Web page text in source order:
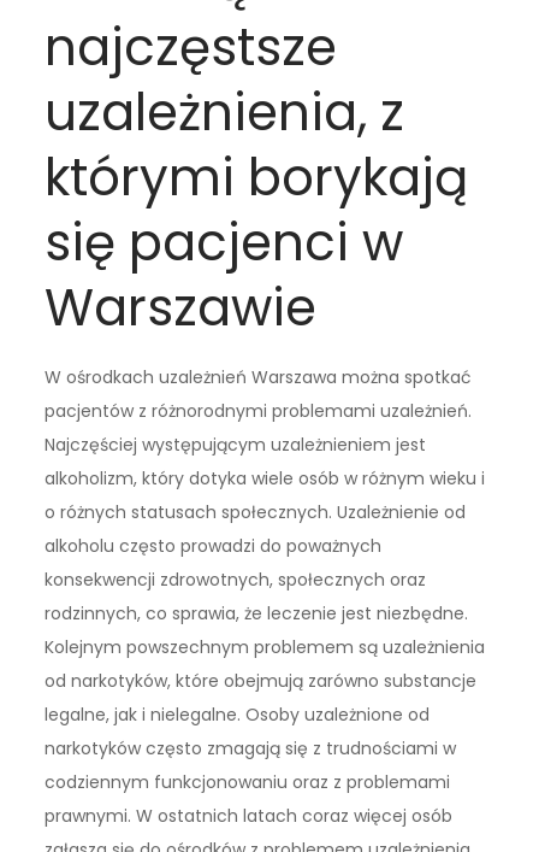
najczęstsze
uzależnienia, z
którymi borykają
się pacjenci w
Warszawie
W ośrodkach uzależnień Warszawa można spotkać
pacjentów z różnorodnymi problemami uzależnień.
Najczęściej występującym uzależnieniem jest
alkoholizm, który dotyka wiele osób w różnym wieku i
o różnych statusach społecznych. Uzależnienie od
alkoholu często prowadzi do poważnych
konsekwencji zdrowotnych, społecznych oraz
rodzinnych, co sprawia, że leczenie jest niezbędne.
Kolejnym powszechnym problemem są uzależnienia
od narkotyków, które obejmują zarówno substancje
legalne, jak i nielegalne. Osoby uzależnione od
narkotyków często zmagają się z trudnościami w
codziennym funkcjonowaniu oraz z problemami
prawnymi. W ostatnich latach coraz więcej osób